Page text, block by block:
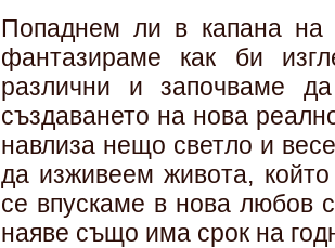
Попаднем ли в капана на
фантазираме как би
различни и започваме
създаването на нова
навлиза нещо светло и
да изживеем живота,
се впускаме в нова любов
наяве също има срок на